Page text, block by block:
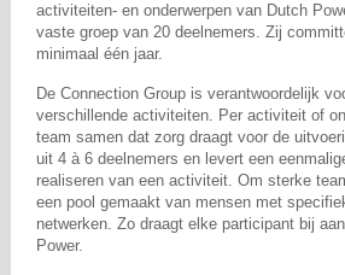
activiteiten- en onderwerpen van Dutch
vaste groep van 20 deelnemers. Zij
minimaal één jaar.
De Connection Group is verantwoordelijk
verschillende activiteiten. Per activiteit of
team samen dat zorg draagt voor de
uit 4 à 6 deelnemers en levert een
realiseren van een activiteit. Om sterke
een pool gemaakt van mensen met
netwerken. Zo draagt elke participant bij
Power.